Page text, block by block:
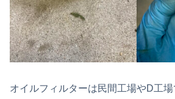
オイルフィルターは民間工場やD工